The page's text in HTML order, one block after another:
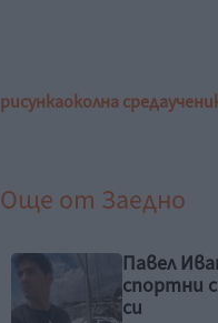
рисункаоколна среда
Още от Заедно
свещички